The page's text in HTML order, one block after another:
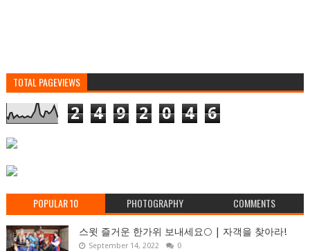
TOTAL PAGEVIEWS
2 4 9 2 0 4 6
POPULAR 10 PHOTOGRAPHY COMMENTS
스윗 즐거운 한가위 보내세요🌕 | 자객을 찾아라!
September 14, 2022 0